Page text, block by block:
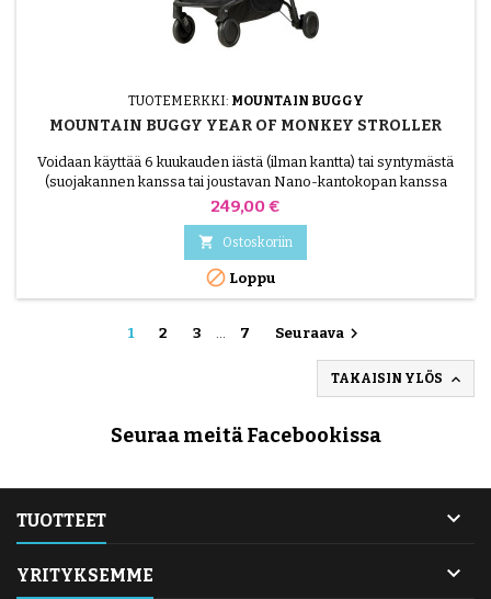
TUOTEMERKKI: MOUNTAIN BUGGY
MOUNTAIN BUGGY YEAR OF MONKEY STROLLER
Voidaan käyttää 6 kuukauden iästä (ilman kantta) tai syntymästä
(suojakannen kanssa tai joustavan Nano-kantokopan kanssa
erikseen myytävänä) - 4 vuoteen asti Yritysten mukaan se menee
Hinta
249,00 €
 Ostoskoriin
 Loppu
1 2 3 7 Seuraava
TAKAISIN YLÖS 
Seuraa meitä Facebookissa
TUOTTEET 
YRITYKSEMME 